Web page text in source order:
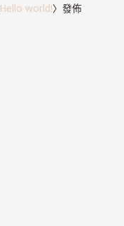
Hello world!〉發佈